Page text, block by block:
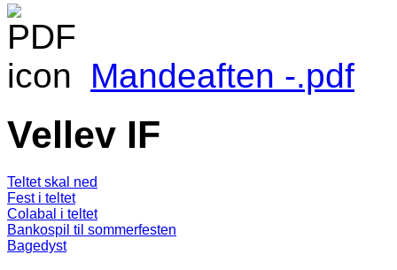
Mandeaften -.pdf
Vellev IF
Teltet skal ned
Fest i teltet
Colabal i teltet
Bankospil til sommerfesten
Bagedyst